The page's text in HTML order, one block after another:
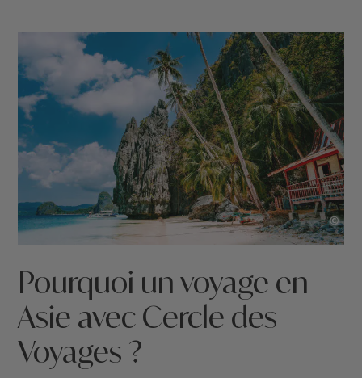
©
Pourquoi un voyage en
Asie avec Cercle des
Voyages ?